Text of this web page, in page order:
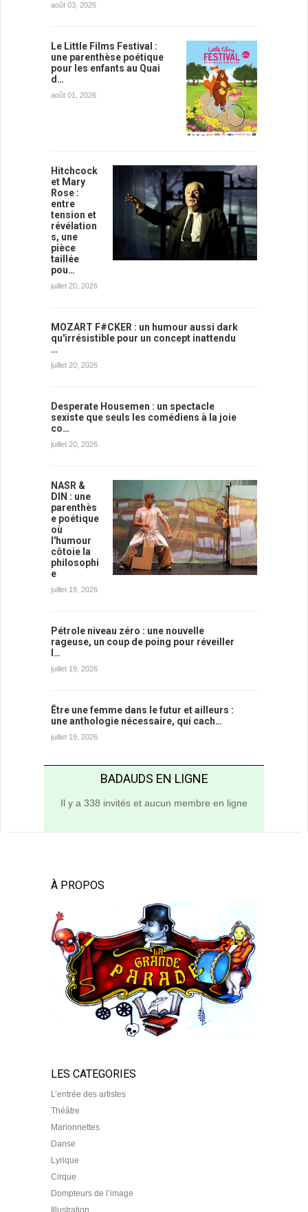
août 03, 2026
Le Little Films Festival :
une parenthèse poétique
pour les enfants au Quai
d…
août 01, 2026
Hitchcock
et Mary
Rose :
entre
tension et
révélation
s, une
pièce
taillée
pou…
juillet 20, 2026
MOZART F#CKER : un humour aussi dark
qu'irrésistible pour un concept inattendu
…
juillet 20, 2026
Desperate Housemen : un spectacle
sexiste que seuls les comédiens à la joie
co…
juillet 20, 2026
NASR &
DIN : une
parenthès
e poétique
où
l'humour
côtoie la
philosophi
e
juillet 19, 2026
Pétrole niveau zéro : une nouvelle
rageuse, un coup de poing pour réveiller
l…
juillet 19, 2026
Être une femme dans le futur et ailleurs :
une anthologie nécessaire, qui cach…
juillet 19, 2026
BADAUDS EN LIGNE
Il y a 338 invités et aucun membre en ligne
À PROPOS
LES CATEGORIES
L’entrée des artistes
Théâtre
Marionnettes
Danse
Lyrique
Cirque
Dompteurs de l’image
Illustration